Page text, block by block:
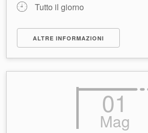
Tutto il giorno
ALTRE INFORMAZIONI
01
Mag